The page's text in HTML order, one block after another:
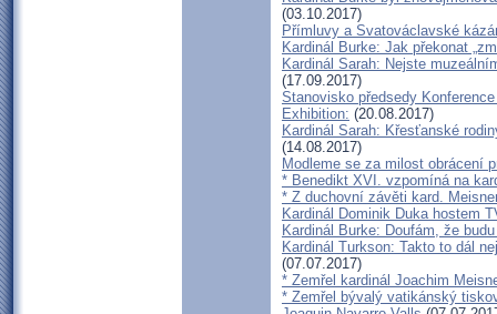
(03.10.2017)
Přímluvy a Svatováclavské
Kardinál Burke: Jak překonat
Kardinál Sarah: Nejste
(17.09.2017)
Stanovisko předsedy
Exhibition: (20.08.2017)
Kardinál Sarah: Křesťanské
(14.08.2017)
Modleme se za milost obrácení
* Benedikt XVI. vzpomíná na
* Z duchovní závěti kard.
Kardinál Dominik Duka hostem
Kardinál Burke: Doufám, že
Kardinál Turkson: Takto to dál
(07.07.2017)
* Zemřel kardinál Joachim
* Zemřel bývalý vatikánský